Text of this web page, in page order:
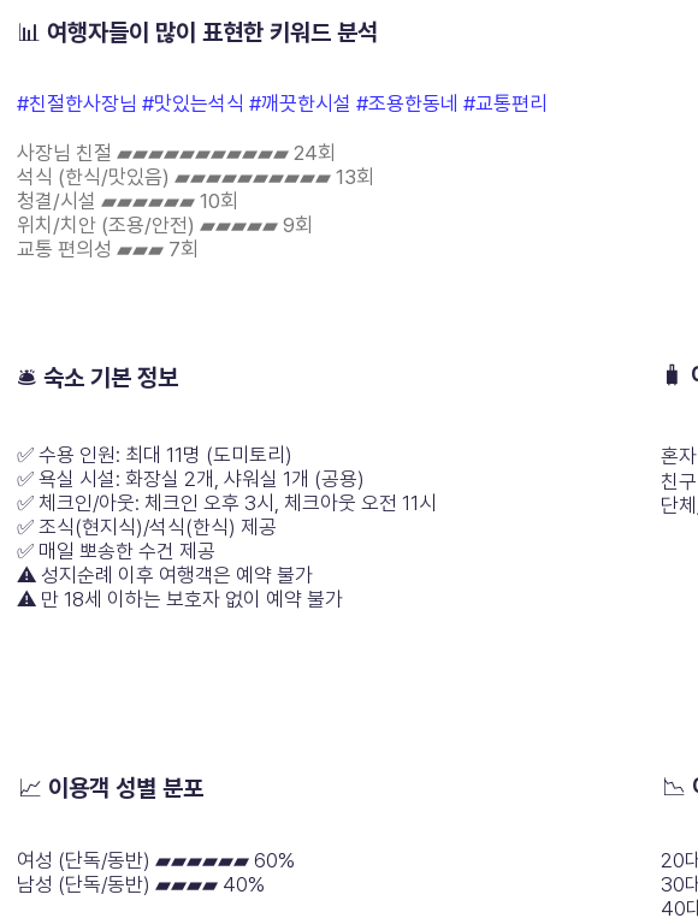
📊 여행자들이 많이 표현한 키워드 분석
#친절한사장님 #맛있는석식 #깨끗한시설 #조용한동네 #교통편리
사장님 친절 ▰▰▰▰▰▰▰▰▰▰▰ 24회
석식 (한식/맛있음) ▰▰▰▰▰▰▰▰▰▰ 13회
청결/시설 ▰▰▰▰▰▰ 10회
위치/치안 (조용/안전) ▰▰▰▰▰ 9회
교통 편의성 ▰▰▰ 7회
🛎️ 숙소 기본 정보 🧳
✅ 수용 인원: 최대 11명 (도미토리)
✅ 욕실 시설: 화장실 2개, 샤워실 1개 (공용)
✅ 체크인/아웃: 체크인 오후 3시, 체크아웃 오전 11시
✅ 조식(현지식)/석식(한식) 제공
✅ 매일 뽀송한 수건 제공
⚠️ 성지순례 이후 여행객은 예약 불가
⚠️ 만 18세 이하는 보호자 없이 예약 불가
혼
친
단
📈 이용객 성별 분포 📉
여성 (단독/동반) ▰▰▰▰▰▰ 60%
남성 (단독/동반) ▰▰▰▰ 40%
20
30
40